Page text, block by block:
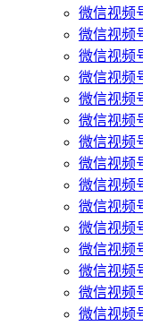
微信视频
微信视频
微信视频
微信视频
微信视频
微信视频
微信视频
微信视频
微信视频
微信视频
微信视频
微信视频
微信视频
微信视频
微信视频